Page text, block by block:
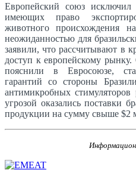
Европейский союз
имеющих право
животного происхождения
неожиданностью для
заявили, что рассчитывают в
доступ к европейскому
пояснили в Евросоюзе,
гарантий со стороны
антимикробных
угрозой оказались поставки
продукции на сумму свыше $2